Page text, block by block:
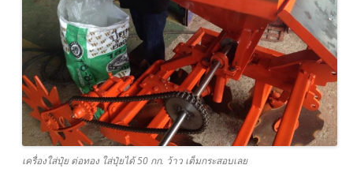
เครื่องใส่ปุ๋ย ต่อทอง ใส่ปุ๋ยได้ 50 กก. ว้าว เต็มกระสอบเลย